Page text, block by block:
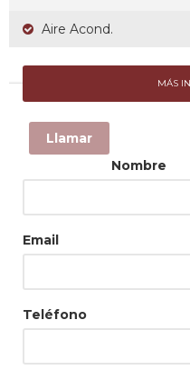
Aire Acond.
Llamar
MÁS
Nombre
Email
Teléfono